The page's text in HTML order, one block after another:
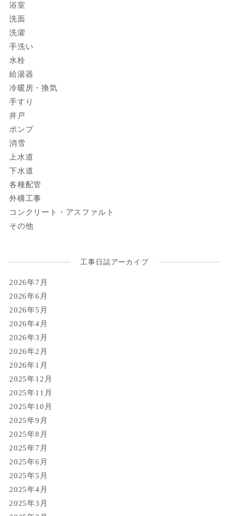
浴室
洗面
洗濯
手洗い
水栓
給湯器
冷暖房・換気
手すり
井戸
ポンプ
消雪
上水道
下水道
各種配管
外構工事
コンクリート・アスファルト
その他
工事日誌アーカイブ
2026年7月
2026年6月
2026年5月
2026年4月
2026年3月
2026年2月
2026年1月
2025年12月
2025年11月
2025年10月
2025年9月
2025年8月
2025年7月
2025年6月
2025年5月
2025年4月
2025年3月